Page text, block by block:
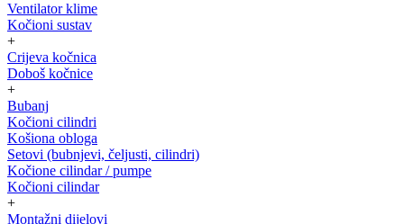
Ventilator klime
Kočioni sustav
+
Crijeva kočnica
Doboš kočnice
+
Bubanj
Kočioni cilindri
Košiona obloga
Setovi (bubnjevi, čeljusti, cilindri)
Kočione cilindar / pumpe
Kočioni cilindar
+
Montažni dijelovi